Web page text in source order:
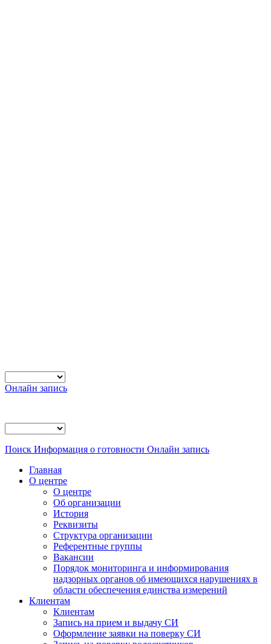
Онлайн запись
Поиск Информация о готовности Онлайн запись
Главная
О центре
О центре
Об организации
История
Реквизиты
Структура организации
Референтные группы
Вакансии
Порядок мониторинга и информирования
надзорных органов об имеющихся нарушениях в
области обеспечения единства измерений
Клиентам
Клиентам
Запись на прием и выдачу СИ
Оформление заявки на поверку СИ